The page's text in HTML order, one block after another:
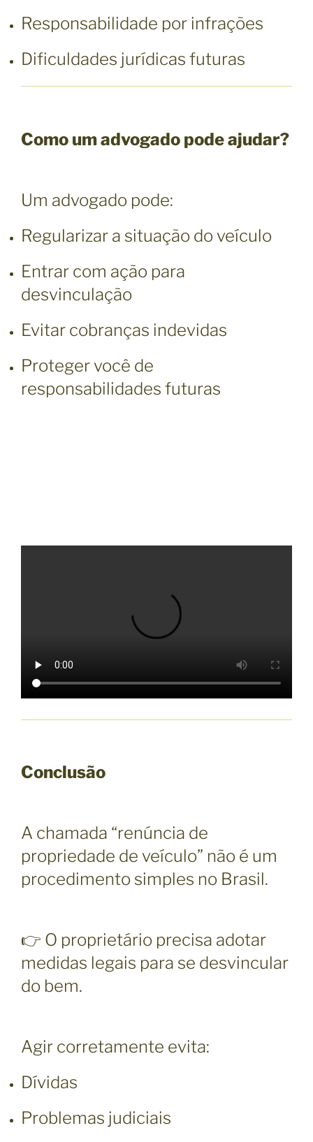
Responsabilidade por infrações
Dificuldades jurídicas futuras
Como um advogado pode ajudar?
Um advogado pode:
Regularizar a situação do veículo
Entrar com ação para
desvinculação
Evitar cobranças indevidas
Proteger você de
responsabilidades futuras
Conclusão
A chamada “renúncia de
propriedade de veículo” não é um
procedimento simples no Brasil.
👉 O proprietário precisa adotar
medidas legais para se desvincular
do bem.
Agir corretamente evita:
Dívidas
Problemas judiciais